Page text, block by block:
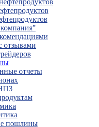
отзывами
отчеты
пошлины